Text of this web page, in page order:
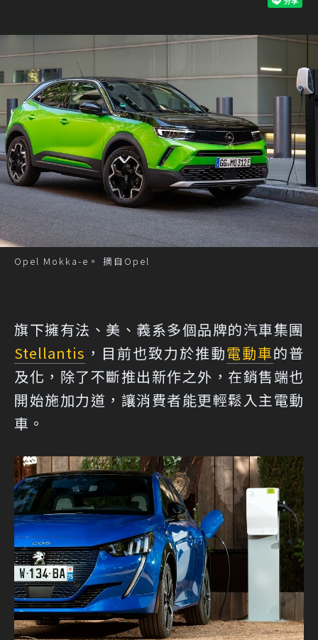
Opel Mokka-e。 摘自Opel
旗下擁有法、美、義系多個品牌的汽車集團
Stellantis ，目前也致力於推動電動車的普
及化，除了不斷推出新作之外，在銷售端也
開始施加力道，讓消費者能更輕鬆入主電動
車。